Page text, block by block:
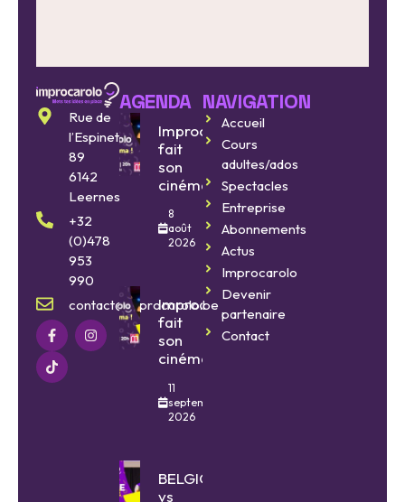
Rue de
l’Espinette
89
6142
Leernes
+32
(0)478
953
990
contact@improcarolo.be
AGENDA
Improcarolo
fait
son
cinéma
8
août
2026
Improcarolo
fait
son
cinéma
11
septembre
2026
BELGIQUE
vs
NAVIGATION
Accueil
Cours
adultes/ados
Spectacles
Entreprise
Abonnements
Actus
Improcarolo
Devenir
partenaire
Contact